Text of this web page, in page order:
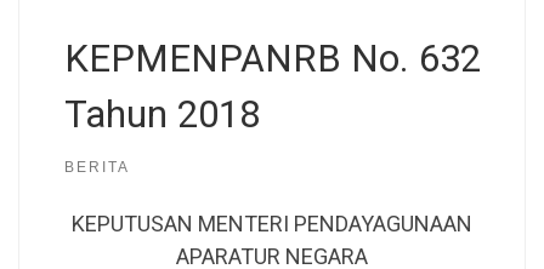
KEPMENPANRB No. 632
Tahun 2018
BERITA
KEPUTUSAN MENTERI PENDAYAGUNAAN
APARATUR NEGARA